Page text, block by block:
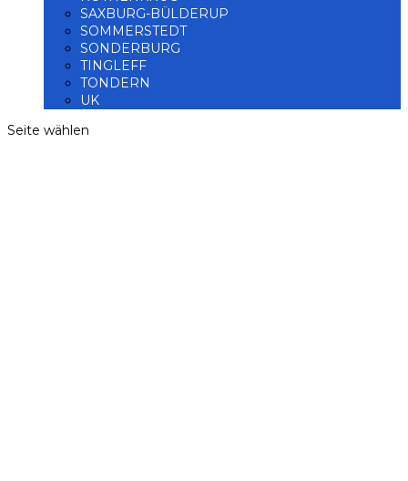
SAXBURG-BÜLDERUP
SOMMERSTEDT
SONDERBURG
TINGLEFF
TONDERN
UK
Seite wählen